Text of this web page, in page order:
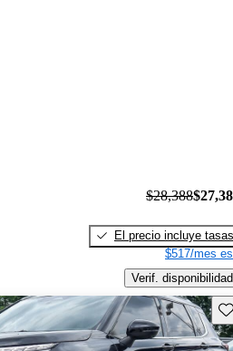
$28,388
El precio incluye tasas
$517/mes
Verif. disponibilidad